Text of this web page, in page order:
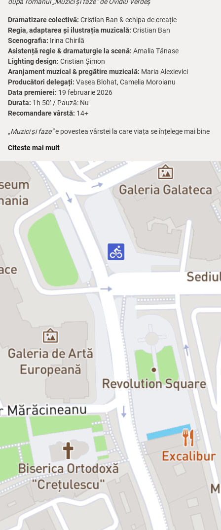
după romanul „Muzici și faze” de Ovidiu Verdeș
Dramatizare colectivă: Cristian Ban & echipa de creație
Regia, adaptarea și ilustrația muzicală: Cristian Ban
Scenografia: Irina Chirilă
Asistență regie & dramaturgie la scenă: Amalia Tănase
Lighting design: Cristian Șimon
Aranjament muzical & pregătire muzicală: Maria Alexievici
Producători delegați: Vasea Blohat, Camelia Moroianu
Data premierei: 19 februarie 2026
Durata: 1h 50’ / Pauză: Nu
Recomandare vârstă: 14+
„Muzici și faze”e povestea vârstei la care viața se înțelege mai bine
zi e o fază nouă. Tinuț are 16 ani, școala e pe terminate, vacanța
bate la ușă, iar muzica devine soluția oficială pentru iubire, confuzie
și tot ce nu știe încă să-și explice. Suntem în 1978, iar adolescența
vine la pachet cu oracole, excursii cu clasa, fotbal, prietenii între
băieți și discuri de vinil schimbate pe sub mână ca niște comori.
Muzicile sunt pentru Tinuț o evadare – Doors, Queen, Led Zeppelin
devin refugiu, identitate și promisiune de libertate. Fazele sunt toate
acele stări prin care treci fără să te întrebe nimeni dacă ești pregătit:
primele iubiri, gelozii, confuzii și revelații. Între Hari, Ina, Dana, Tina
și toate fetele care par simultan misterioase și imposibile, băieții
învață, pe bâjbâite, tot ce nu se predă la școală despre dorință,
curaj și cum să cucerești fără să știi exact ce faci. Cu umor,
autoironie și o energie contagioasă, universul lui Ovidiu Verdeș
surprinde momentul acela irepetabil în care crești fără să-ți dai
seama – și totul e intens, de neînțeles și foarte viu.
să retrăim, alături de Tinuț, ultima lui
săptămână de școală din vara lui 1978 – așa cum ne-am imaginat-
o noi astăzi, în 2026. Alături de cei șapte actori (memorabili), am
explorat umanitatea, umorul, ridicolul, dilemele și frământările lui
Tinuț pentru a spune povestea celui mai cool adolescent din
cartierul Panduri și cum e atunci când lumea lui și a noastră începe
să se vadă altfel. Am lucrat cu gândul la ce frumos poate fi la teatru
atunci când memoria personală devine memorie colectivă. Bonus:
muzică live din anii ’70”
(Cristian Ban)
Distribuția:
Tinuț – Matei Arvunescu
Hari / Tanana / Tina / Asistenta – Ioana Niculae
Mimi / Cipri / Bunica / Scarlat / Trixi – Alex Popa
Tatăl / Secretaru' / Bodi / Vânzătorul de înghețată – Dan
Pughineanu
Mama / Ina / Luci / Chelaru' / Panda / Controlor / Constructor /
Turista – Ana Udroiu
Dana / Gore / Pîntea / Tanti Bejan – Maria Alexievici
Popeye / Aramă / Mama lui Hari / Prezentatoare Eforie – Mihaela
Coveșeanu
Citeste mai mult